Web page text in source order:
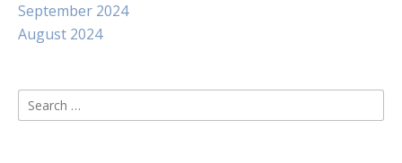
September 2024
August 2024
Search
for: